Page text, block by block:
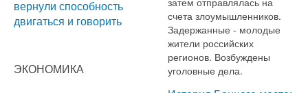
вернули способность
двигаться и говорить
ЭКОНОМИКА
счета злоумышленников.
Задержанные - молодые
жители российских
регионов. Возбуждены
уголовные дела.